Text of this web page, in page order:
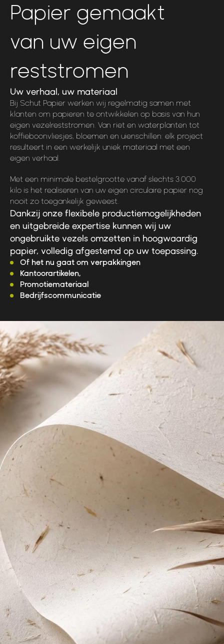
Papier gemaakt
van uw eigen
reststromen
Uw verhaal, uw materiaal
Bij Schut Papier werken wij regelmatig samen met
klanten om papieren te ontwikkelen op basis van hun
eigen vezelreststromen. Van riet en waterplanten tot
koffieboonvliesjes, bloemen en uienschillen: elk project
resulteert in een werkelijk uniek materiaal met een
eigen verhaal.
Met een minimale bestelgrootte vanaf slechts 3.000
kilo is het realiseren van uw eigen circulaire papier nog
nooit zo toegankelijk geweest.
Dankzij onze flexibele productiemogelijkheden
en uitgebreide expertise kunnen wij uw
ongebruikte vezels omzetten in hoogwaardig
papier, volledig afgestemd op uw toepassing.
Of het nu gaat om verpakkingen
Kantoorartikelen,
Promotiemateriaal
Bedrijfscommunicatie